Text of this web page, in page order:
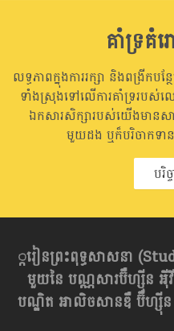
គាំទ្រគំ
លទ្ធភាពក្នុងការរក្សា និងពង្រីក
ទាំងស្រុងទៅលើការគាំទ្ររប
ឯកសារសិក្សារបស់យើងមានស
មួយដង ឬក៏បរិចាកទា
បរិ
ករៀនព្រះពុទ្ធសាសនា​
មួយនៃ បណ្ណសារប៊ឺហ្សុីន
បណ្ឌិត អាលិចសានឌឺ ប៊ឺហ្សុី